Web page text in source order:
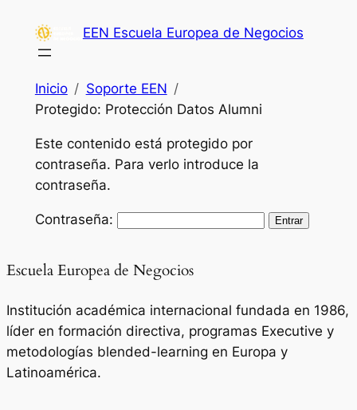
contenido
EEN Escuela Europea de Negocios
Inicio
Soporte EEN
Protegido: Protección Datos Alumni
Este contenido está protegido por
contraseña. Para verlo introduce la
contraseña.
Contraseña:
Escuela Europea de Negocios
Institución académica internacional fundada en 1986,
líder en formación directiva, programas Executive y
metodologías blended-learning en Europa y
Latinoamérica.